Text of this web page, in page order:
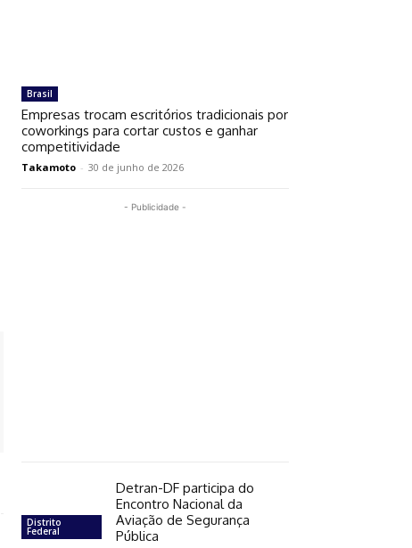
Brasil
Empresas trocam escritórios tradicionais por
coworkings para cortar custos e ganhar
competitividade
Takamoto - 30 de junho de 2026
- Publicidade -
Distrito
Federal
Detran-DF participa do
Encontro Nacional da
Aviação de Segurança
Pública